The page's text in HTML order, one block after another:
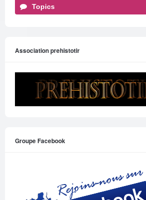
Topics
Association prehistotir
Groupe Facebook